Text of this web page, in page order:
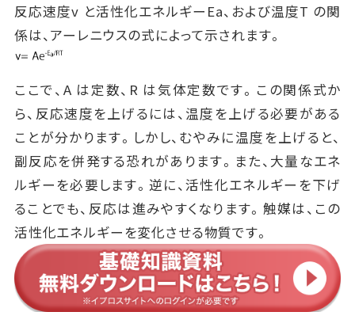
反応速度v と活性化エネルギーEa、および温度T の関
係は、アーレニウスの式によって示されます。
ここで、A は定数、R は気体定数です。この関係式か
ら、反応速度を上げるには、温度を上げる必要がある
ことが分かります。しかし、むやみに温度を上げると、
副反応を併発する恐れがあります。また、大量なエネ
ルギーを必要します。逆に、活性化エネルギーを下げ
ることでも、反応は進みやすくなります。触媒は、この
活性化エネルギーを変化させる物質です。